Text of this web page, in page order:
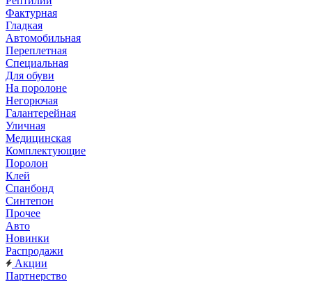
Фактурная
Гладкая
Автомобильная
Переплетная
Специальная
Для обуви
На поролоне
Негорючая
Галантерейная
Уличная
Медицинская
Комплектующие
Поролон
Клей
Спанбонд
Синтепон
Прочее
Авто
Новинки
Распродажи
Акции
Партнерство